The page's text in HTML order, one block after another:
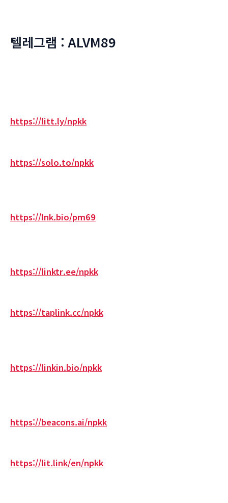
텔레그램 : ALVM89
https://litt.ly/npkk
https://solo.to/npkk
https://lnk.bio/pm69
https://linktr.ee/npkk
https://taplink.cc/npkk
https://linkin.bio/npkk
https://beacons.ai/npkk
https://lit.link/en/npkk